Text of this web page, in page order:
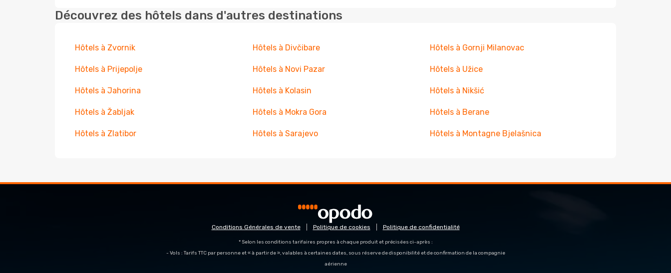
Découvrez des hôtels dans d'autres destinations
Hôtels à Zvornik Hôtels à Divčibare Hôtels à Gornji Milanovac
Hôtels à Prijepolje Hôtels à Novi Pazar Hôtels à Užice
Hôtels à Jahorina Hôtels à Kolasin Hôtels à Nikšić
Hôtels à Žabljak Hôtels à Mokra Gora Hôtels à Berane
Hôtels à Zlatibor Hôtels à Sarajevo Hôtels à Montagne Bjelašnica
Conditions Générales de vente Politique de cookies Politique de confidentialité
* Selon les conditions tarifaires propres à chaque produit et précisées ci-après :
- Vols : Tarifs TTC par personne et « à partir de », valables à certaines dates, sous réserve de disponibilité et de confirmation de la compagnie
aérienne